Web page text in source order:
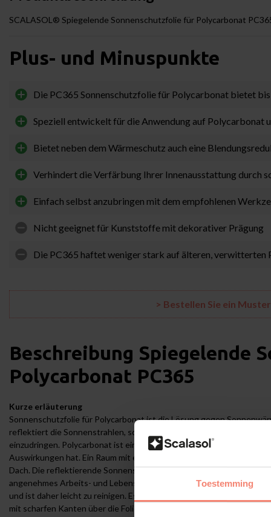
Toestemming
SCALASOL® Spiegelende Sonnenschutzfolie für Polycarbonat
Plus- und Minuspunkte
Die PC365 Sonnenschutzfolie für Polycarbonat bietet
Speziell entwickelt für die Anwendung auf Polycarbonat
Bietet neben dem Wärmeschutz auch eine
Verhindert die Verfärbung Ihrer Innenausstattung durch
Einfach selbst anzubringen mit dem empfohlenen
Nicht geeignet für Kunststoffe mit dekorativer Prägung
Die PC365 haftet weniger stark auf älteren,
> Bestellen Sie ein
Beschreibung Spiegelende
Polycarbonat PC365
Kurze erläuterung
Sonnenschutzfolie für Polycarbonat ist die Lösung gegen
reflektiert die Sonnenstrahlen, sodass die Hitze keine Chance hat, in
einzudringen. Polycarbonat ist ein Material, das die Wärme nicht
Auswirkungen hat. Ein Raum mit einem Polycarbonatdach heizt sich
Dach. Die reflektierende Sonnenschutzfolie für Polycarbonat hält
angenehmes Arbeits- und Lebensumfeld. Die Sonnenschutzfolie
und ist daher leicht zu reinigen. Es ist jedoch wichtig, dass Sie nicht
mit scharfen Kanten über die Folie streichen.